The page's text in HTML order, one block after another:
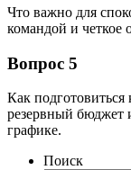
Что важно для
командой и четкое
Вопрос 5
Как
резервный бюджет
графике.
Поиск